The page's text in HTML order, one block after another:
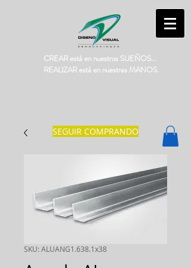
CREAR está en nuestros SUEÑOS...
REALIZAR está en nuestras MANOS.
SKU: ALUANG1.638.1x38
SEGUIR COMPRANDO